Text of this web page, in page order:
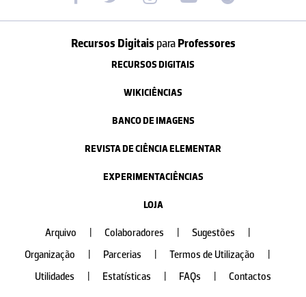
Recursos Digitais paraProfessores
RECURSOS DIGITAIS
WIKICIÊNCIAS
BANCO DE IMAGENS
REVISTA DE CIÊNCIA ELEMENTAR
EXPERIMENTACIÊNCIAS
LOJA
Arquivo Colaboradores Sugestões
Organização
Parcerias Termos de Utilização
Utilidades
Estatísticas FAQs Contactos